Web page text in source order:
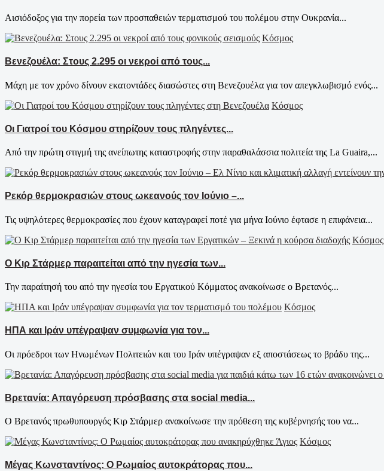
Αισιόδοξος για την πορεία των προσπαθειών τερματισμού του πολέμου στην Ουκρανία...
Κόσμος
Βενεζουέλα: Στους 2.295 οι νεκροί από τους...
Μάχη με τον χρόνο δίνουν εκατοντάδες διασώστες στη Βενεζουέλα για τον απεγκλωβισμό ενός...
Κόσμος
Οι Γιατροί του Κόσμου στηρίζουν τους πληγέντες...
Από την πρώτη στιγμή της ανείπωτης καταστροφής στην παραθαλάσσια πολιτεία της La Guaira,...
Ρεκόρ θερμοκρασιών στους ωκεανούς τον Ιούνιο –...
Τις υψηλότερες θερμοκρασίες που έχουν καταγραφεί ποτέ για μήνα Ιούνιο έφτασε η επιφάνεια...
Κόσμος
Ο Κιρ Στάρμερ παραιτείται από την ηγεσία των...
Την παραίτησή του από την ηγεσία του Εργατικού Κόμματος ανακοίνωσε ο Βρετανός...
Κόσμος
ΗΠΑ και Ιράν υπέγραψαν συμφωνία για τον...
Οι πρόεδροι των Ηνωμένων Πολιτειών και του Ιράν υπέγραψαν εξ αποστάσεως το βράδυ της...
Βρετανία: Απαγόρευση πρόσβασης στα social media...
Ο Βρετανός πρωθυπουργός Κιρ Στάρμερ ανακοίνωσε την πρόθεση της κυβέρνησής του να...
Κόσμος
Μέγας Κωνσταντίνος: Ο Ρωμαίος αυτοκράτορας που...